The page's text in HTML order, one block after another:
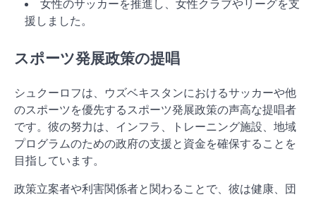
女性のサッカーを推進し、女性クラブやリーグを支
援しました。
スポーツ発展政策の提唱
シュクーロフは、ウズベキスタンにおけるサッカーや他
のスポーツを優先するスポーツ発展政策の声高な提唱者
です。彼の努力は、インフラ、トレーニング施設、地域
プログラムのための政府の支援と資金を確保することを
目指しています。
政策立案者や利害関係者と関わることで、彼は健康、団